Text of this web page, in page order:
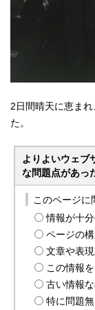
2日間晴天に恵ま
た。
よりよいウェブ
な問題点があっ
このページに
情報が十
ページの
文章や表
この情報
古い情報
特に問題